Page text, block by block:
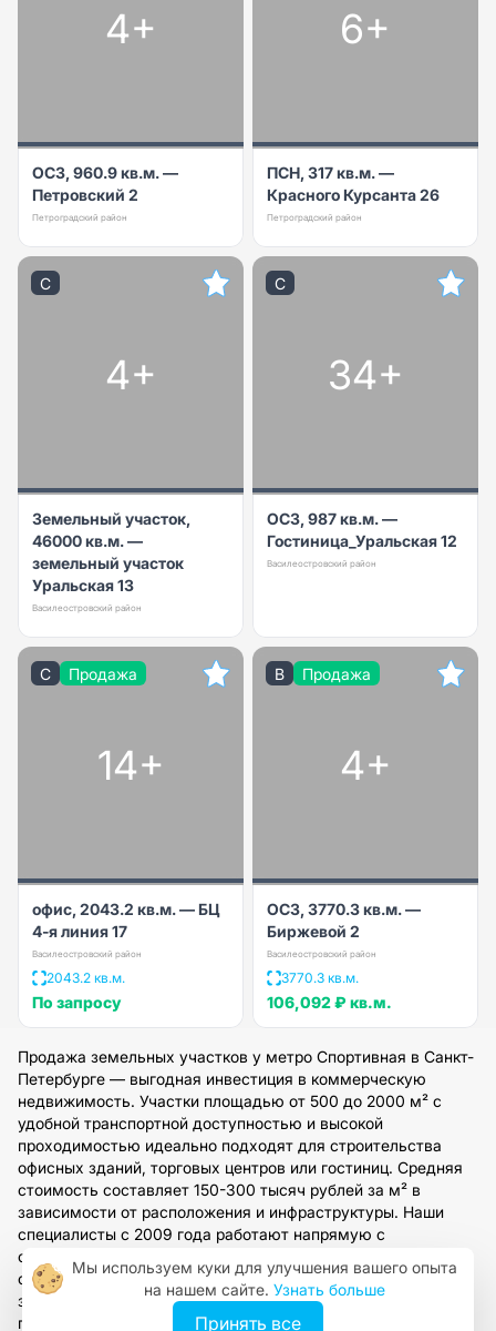
4+
ОСЗ, 960.9 кв.м. —
Петровский 2
Петроградский район
6+
ПСН, 317 кв.м. —
Красного Курсанта 26
Петроградский район
C
4+
Земельный участок,
46000 кв.м. —
земельный участок
Уральская 13
Василеостровский район
C
34+
ОСЗ, 987 кв.м. —
Гостиница_Уральская 12
Василеостровский район
C Продажа
14+
офис, 2043.2 кв.м. — БЦ
4-я линия 17
Василеостровский район
2043.2 кв.м.
По запросу
B Продажа
4+
ОСЗ, 3770.3 кв.м. —
Биржевой 2
Василеостровский район
3770.3 кв.м.
106,092 ₽ кв.м.
Продажа земельных участков у метро Спортивная в Санкт-
Петербурге — выгодная инвестиция в коммерческую
недвижимость. Участки площадью от 500 до 2000 м² с
удобной транспортной доступностью и высокой
проходимостью идеально подходят для строительства
офисных зданий, торговых центров или гостиниц. Средняя
стоимость составляет 150-300 тысяч рублей за м² в
зависимости от расположения и инфраструктуры. Наши
специалисты с 2009 года работают напрямую с
собственниками, предоставляют полное юридическое
сопровождение и помогут подобрать вариант под ваши
задачи. Оставьте заявку для получения консультации и
подбора участка в течение 2-3 рабочих дней.
Мы используем куки для улучшения вашего опыта
на нашем сайте. Узнать больше
Принять все